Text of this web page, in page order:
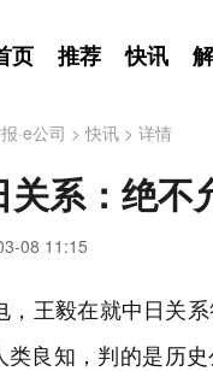
页 推荐 快讯
·e公司 >快讯 > 详情
系：绝不
08 11:15
，王毅在就中日关
类良知，判的是历